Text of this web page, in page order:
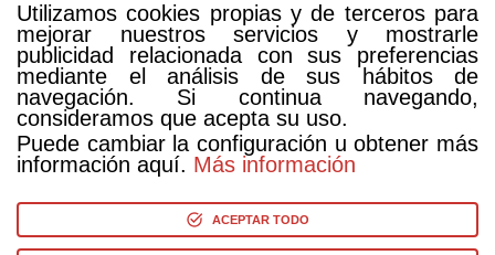
Configurar cookies
Compra entradas a través de Taquilla.com comparando más
de 25 proveedores
Utilizamos cookies propias y de terceros para
mejorar nuestros servicios y mostrarle
publicidad relacionada con sus preferencias
mediante el análisis de sus hábitos de
navegación. Si continua navegando,
consideramos que acepta su uso.
Puede cambiar la configuración u obtener más
información aquí. Más información
ACEPTAR TODO